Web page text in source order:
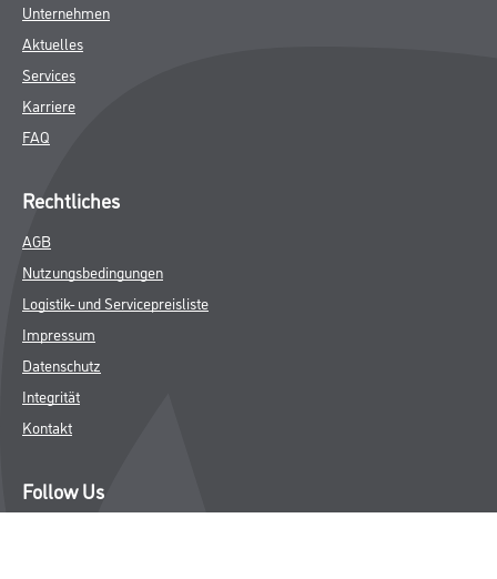
Unternehmen
Aktuelles
Services
Karriere
FAQ
Rechtliches
AGB
Nutzungsbedingungen
Logistik- und Servicepreisliste
Impressum
Datenschutz
Integrität
Kontakt
Follow Us